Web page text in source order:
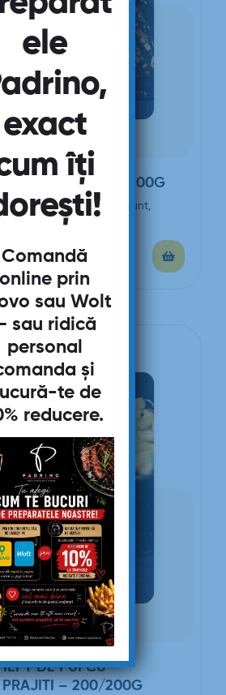
– 200/200G
(Piept de pui, şuncă, unt,
vegetală, ciuperci)
DE PUI CU
PRAJITI – 200/200G
ele
exact
îți
Comandă
online prin
sau Wolt
sau ridică
personal
și
te de
reducere.